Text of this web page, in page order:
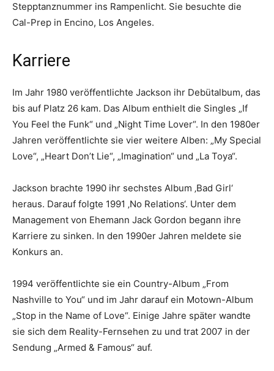
Stepptanznummer ins Rampenlicht. Sie besuchte die
Cal-Prep in Encino, Los Angeles.
Karriere
Im Jahr 1980 veröffentlichte Jackson ihr Debütalbum, das
bis auf Platz 26 kam. Das Album enthielt die Singles „If
You Feel the Funk“ und „Night Time Lover“. In den 1980er
Jahren veröffentlichte sie vier weitere Alben: „My Special
Love“, „Heart Don’t Lie“, „Imagination“ und „La Toya“.
Jackson brachte 1990 ihr sechstes Album ‚Bad Girl‘
heraus. Darauf folgte 1991 ‚No Relations‘. Unter dem
Management von Ehemann Jack Gordon begann ihre
Karriere zu sinken. In den 1990er Jahren meldete sie
Konkurs an.
1994 veröffentlichte sie ein Country-Album „From
Nashville to You“ und im Jahr darauf ein Motown-Album
„Stop in the Name of Love“. Einige Jahre später wandte
sie sich dem Reality-Fernsehen zu und trat 2007 in der
Sendung „Armed & Famous“ auf.